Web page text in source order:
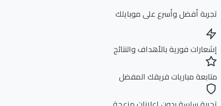
أفضل وأسرع على موبايلك
فورية بالأهداف والنتائج
مباريات فريقك المفضل